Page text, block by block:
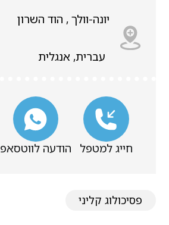
יונה-וולך , הוד השרון
עברית, אנגלית
חייג למטפל הודעה לווטסאפ
פסיכולוג קליני